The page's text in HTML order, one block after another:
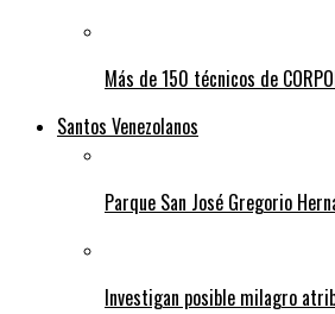
Más de 150 técnicos de
Santos Venezolanos
Parque San José Gregorio
Investigan posible milagro